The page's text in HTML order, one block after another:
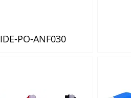
Vista rápida
IDE-PO-ANF030